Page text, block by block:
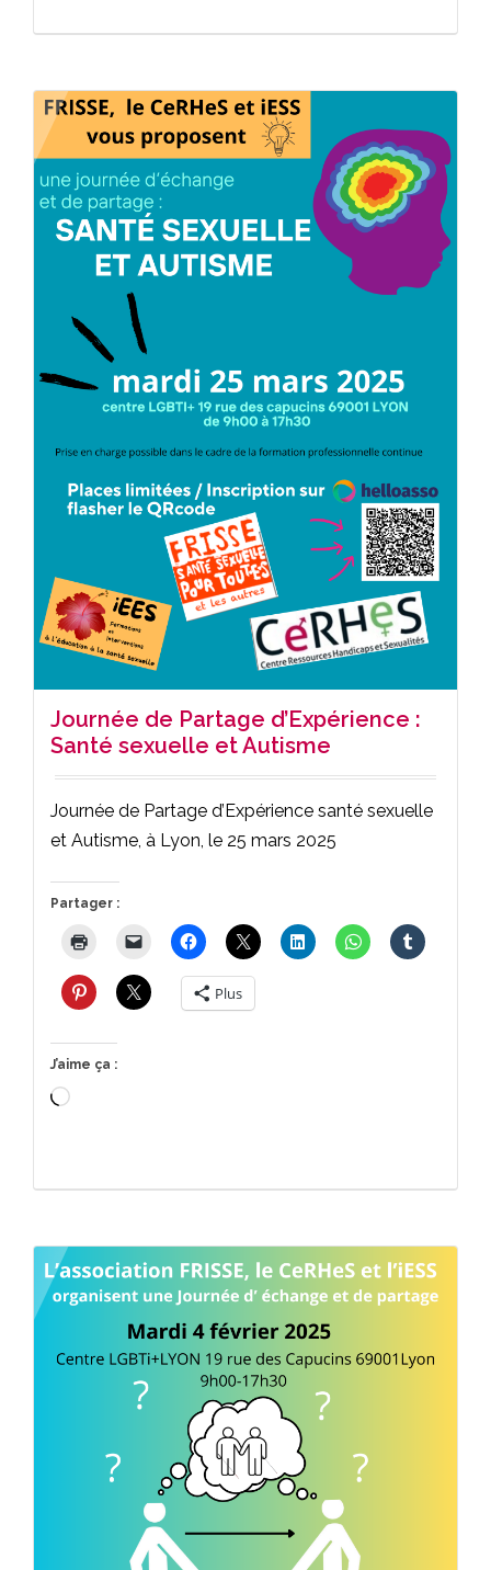
Journée de Partage d’Expérience :
Santé sexuelle et Autisme
Journée de Partage d’Expérience santé sexuelle
et Autisme, à Lyon, le 25 mars 2025
Partager :
Plus
J’aime ça :
Chargement…